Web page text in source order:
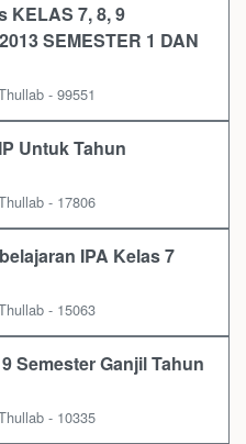
KELAS 7, 8, 9
SEMESTER 1 DAN
- 99551
Untuk Tahun
- 17806
IPA Kelas 7
- 15063
Semester Ganjil Tahun
- 10335